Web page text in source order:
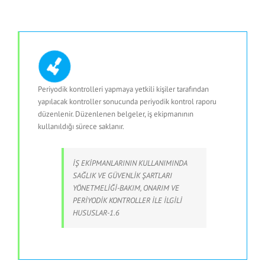
Periyodik kontrolleri yapmaya yetkili kişiler tarafından
yapılacak kontroller sonucunda periyodik kontrol raporu
düzenlenir. Düzenlenen belgeler, iş ekipmanının
kullanıldığı sürece saklanır.
İŞ EKİPMANLARININ KULLANIMINDA
SAĞLIK VE GÜVENLİK ŞARTLARI
YÖNETMELİĞİ-BAKIM, ONARIM VE
PERİYODİK KONTROLLER İLE İLGİLİ
HUSUSLAR-1.6